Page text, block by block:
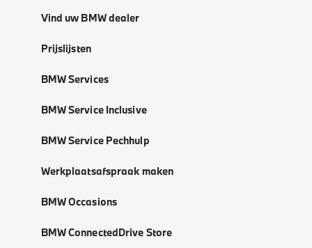
Vind uw BMW dealer
Prijslijsten
BMW Services
BMW Service Inclusive
BMW Service Pechhulp
Werkplaatsafspraak maken
BMW Occasions
BMW ConnectedDrive Store